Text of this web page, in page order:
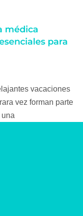
médica
para
vacaciones
vez forman parte